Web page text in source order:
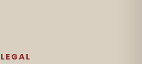
LEGAL